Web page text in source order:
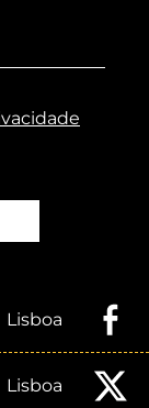
Lisboa
Lisboa